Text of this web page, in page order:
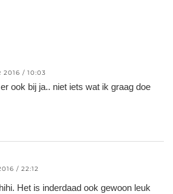
2016 / 10:03
ook bij ja.. niet iets wat ik graag doe
/ 22:12
Het is inderdaad ook gewoon leuk